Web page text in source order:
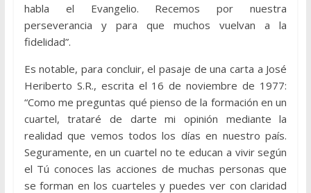
habla el Evangelio. Recemos por nuestra
perseverancia y para que muchos vuelvan a la
fidelidad”.
Es notable, para concluir, el pasaje de una carta a José
Heriberto S.R., escrita el 16 de noviembre de 1977:
“Como me preguntas qué pienso de la formación en un
cuartel, trataré de darte mi opinión mediante la
realidad que vemos todos los días en nuestro país.
Seguramente, en un cuartel no te educan a vivir según
el Tú conoces las acciones de muchas personas que
se forman en los cuarteles y puedes ver con claridad